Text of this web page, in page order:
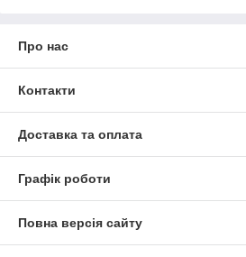
Про нас
Контакти
Доставка та оплата
Графік роботи
Повна версія сайту